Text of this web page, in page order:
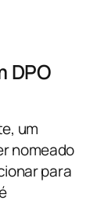
DPO
um
nomeado
para